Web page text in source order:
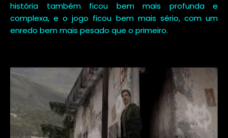
história também ficou bem mais profunda e
complexa, e o jogo ficou bem mais sério, com um
enredo bem mais pesado que o primeiro.